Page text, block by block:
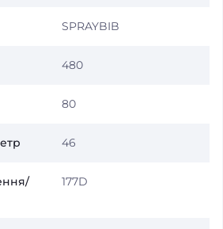
SPRAYBIB
480
80
46
177D